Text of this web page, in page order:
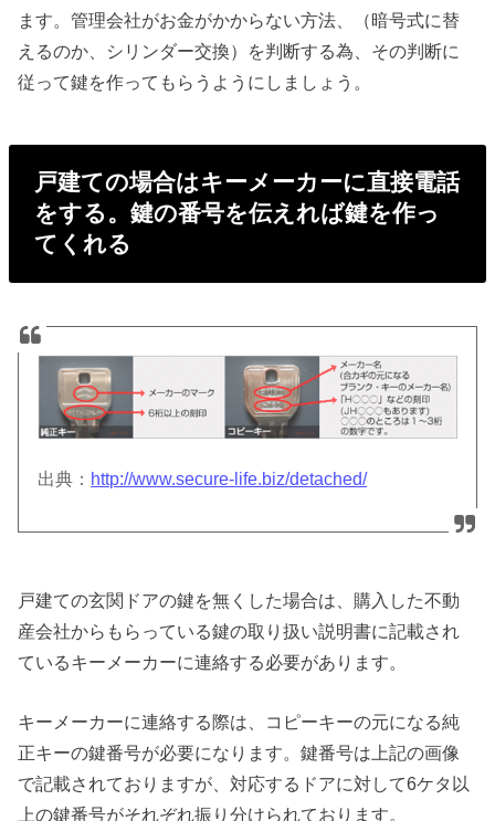
ます。管理会社がお金がかからない方法、（暗号式に替
えるのか、シリンダー交換）を判断する為、その判断に
従って鍵を作ってもらうようにしましょう。
戸建ての場合はキーメーカーに直接電話
をする。鍵の番号を伝えれば鍵を作っ
てくれる
出典： http://www.secure-life.biz/detached/
戸建ての玄関ドアの鍵を無くした場合は、購入した不動
産会社からもらっている鍵の取り扱い説明書に記載され
ているキーメーカーに連絡する必要があります。
キーメーカーに連絡する際は、コピーキーの元になる純
正キーの鍵番号が必要になります。鍵番号は上記の画像
で記載されておりますが、対応するドアに対して6ケタ以
上の鍵番号がそれぞれ振り分けられております。